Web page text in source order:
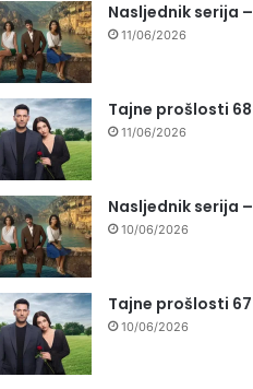
Nasljednik serija
11/06/2026
Tajne prošlosti
11/06/2026
Nasljednik serija
10/06/2026
Tajne prošlosti
10/06/2026